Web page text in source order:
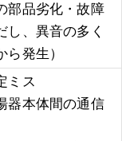
系統の部品不具合が
らいました。｜ガ
故障！10年超の経年
ン
部品劣化・故障
し、異音の多く
ら発生）
ミス
器本体間の通信